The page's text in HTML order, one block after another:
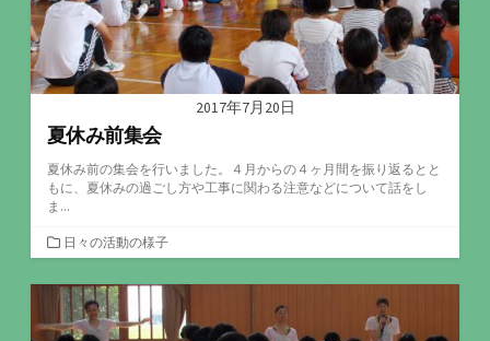
2017年7月20日
夏休み前集会
夏休み前の集会を行いました。４月からの４ヶ月間を振り返るとと
もに、夏休みの過ごし方や工事に関わる注意などについて話をし
ま...
カ
テ
ゴ
リ
ー
日々の活動の様子